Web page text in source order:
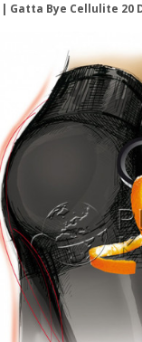
Лосины (леггинсы)
Носки И Гольфы
Спортивная Одежда
Для Мужчин
Для Детей
Бренды
Gatta Bye Cellulite